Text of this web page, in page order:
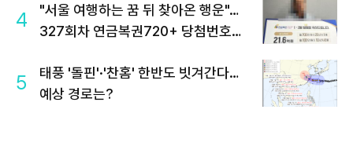
4
"서울 여행하는 꿈 뒤 찾아온 행운"…
327회차 연금복권720+ 당첨번호조
5
태풍 '돌핀'·'찬홈' 한반도 빗겨간다…
예상 경로는?